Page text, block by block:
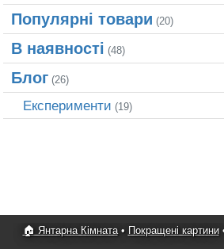
Популярні товари (20)
В наявності (48)
Блог (26)
Експерименти (19)
🏠 Янтарна Кімната• Покращені картини